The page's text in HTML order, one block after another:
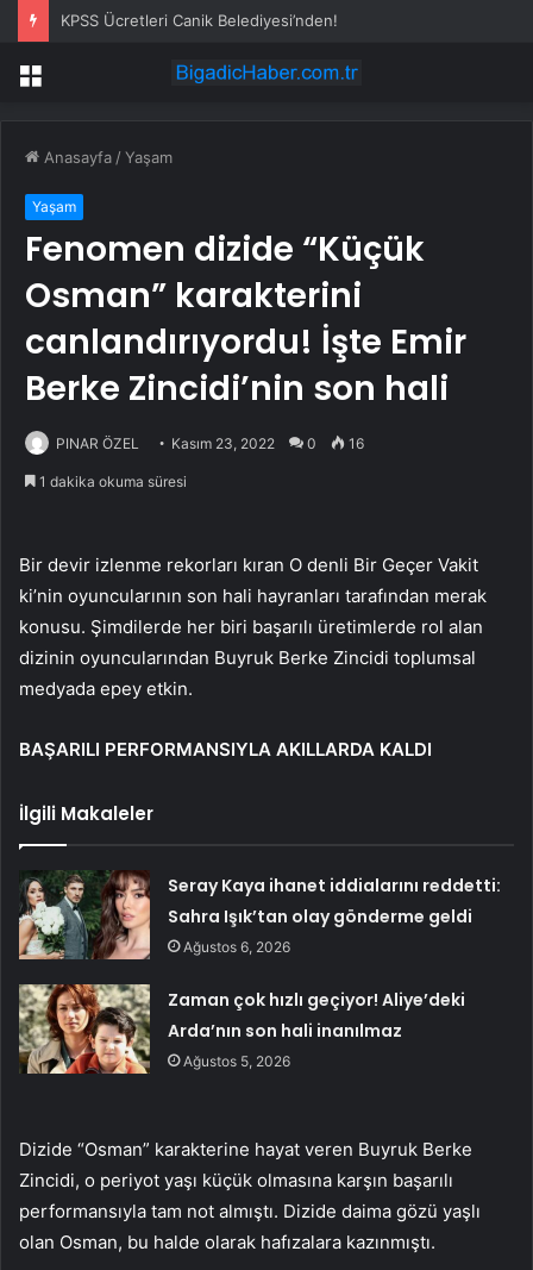
KPSS Ücretleri Canik Belediyesi’nden!
Menü
Anasayfa /Yaşam
Yaşam
Fenomen dizide “Küçük
Osman” karakterini
canlandırıyordu! İşte Emir
Berke Zincidi’nin son hali
PINAR ÖZEL Kasım 23, 2022 0 16
1 dakika okuma süresi
Bir devir izlenme rekorları kıran O denli Bir Geçer Vakit
ki’nin oyuncularının son hali hayranları tarafından merak
konusu. Şimdilerde her biri başarılı üretimlerde rol alan
dizinin oyuncularından Buyruk Berke Zincidi toplumsal
medyada epey etkin.
BAŞARILI PERFORMANSIYLA AKILLARDA KALDI
İlgili Makaleler
Seray Kaya ihanet iddialarını reddetti:
Sahra Işık’tan olay gönderme geldi
Ağustos 6, 2026
Zaman çok hızlı geçiyor! Aliye’deki
Arda’nın son hali inanılmaz
Ağustos 5, 2026
Dizide “Osman” karakterine hayat veren Buyruk Berke
Zincidi, o periyot yaşı küçük olmasına karşın başarılı
performansıyla tam not almıştı. Dizide daima gözü yaşlı
olan Osman, bu halde olarak hafızalara kazınmıştı.